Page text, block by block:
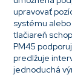
upravovať
systému
tlačiareň
PM45
predlžuje
jednoduchá